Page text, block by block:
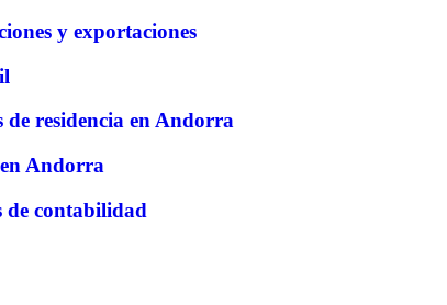
y exportaciones
de residencia en Andorra
Andorra
de contabilidad